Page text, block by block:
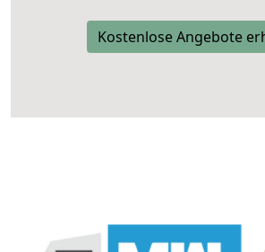
Kostenlose Angebote